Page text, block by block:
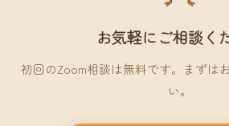
お気軽にご相談く
初回のZoom相談は無料です。まずは
い。